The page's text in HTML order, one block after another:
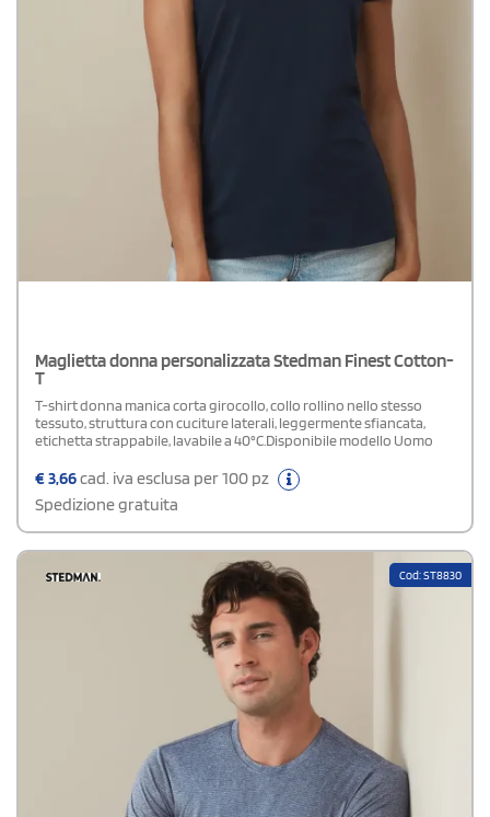
Maglietta donna personalizzata Stedman Finest Cotton-
T
T-shirt donna manica corta girocollo, collo rollino nello stesso
tessuto, struttura con cuciture laterali, leggermente sfiancata,
etichetta strappabile, lavabile a 40°C.Disponibile modello Uomo
€3,66cad. iva esclusa per 100 pz
Spedizione gratuita
Cod: ST8830